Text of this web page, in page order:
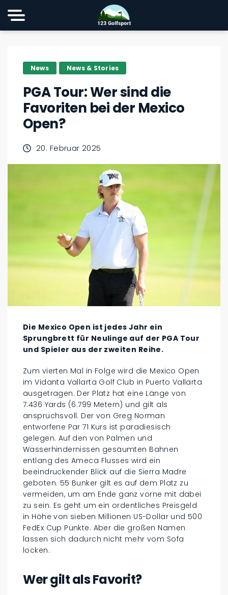
News News & Stories
PGA Tour: Wer sind die
Favoriten bei der Mexico
Open?
20. Februar 2025
Die Mexico Open ist jedes Jahr ein
Sprungbrett für Neulinge auf der PGA Tour
und Spieler aus der zweiten Reihe.
Zum vierten Mal in Folge wird die Mexico Open
im Vidanta Vallarta Golf Club in Puerto Vallarta
ausgetragen. Der Platz hat eine Länge von
7.436 Yards (6.799 Metern) und gilt als
anspruchsvoll. Der von Greg Norman
entworfene Par 71 Kurs ist paradiesisch
gelegen. Auf den von Palmen und
Wasserhindernissen gesäumten Bahnen
entlang des Ameca Flusses wird ein
beeindruckender Blick auf die Sierra Madre
geboten. 55 Bunker gilt es auf dem Platz zu
vermeiden, um am Ende ganz vorne mit dabei
zu sein. Es geht um ein ordentliches Preisgeld
in Höhe von sieben Millionen US-Dollar und 500
FedEx Cup Punkte. Aber die großen Namen
lassen sich dadurch nicht mehr vom Sofa
locken.
Wer gilt als Favorit?